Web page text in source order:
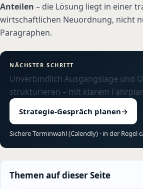
Anteilen – die Lösung liegt in einer
wirtschaftlichen Neuordnung, nicht
Paragraphen.
NÄCHSTER SCHRITT
Unverbindlich Ausgangslage und
strukturieren – mit klarem
Strategie-Gespräch planen→
Sichere Terminwahl (Calendly) · in der Regel
Themen auf dieser Seite